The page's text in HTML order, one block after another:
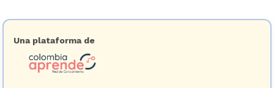
Una plataforma de